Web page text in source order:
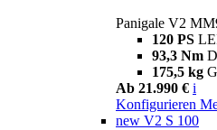
Panigale V2
120 PS
93,3 Nm
175,5 kg
Ab 21.990 € i
Konfigurieren
new V2 S 100